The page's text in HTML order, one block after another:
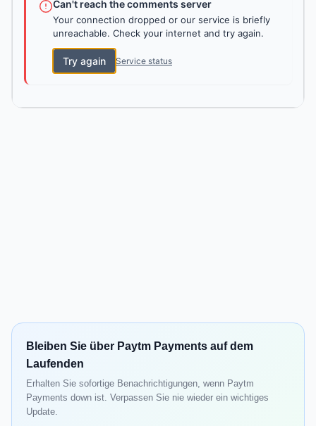
Can't reach the comments server
Your connection dropped or our service is briefly
unreachable. Check your internet and try again.
Try again Service status
Bleiben Sie über Paytm Payments auf dem
Laufenden
Erhalten Sie sofortige Benachrichtigungen, wenn Paytm
Payments down ist. Verpassen Sie nie wieder ein wichtiges
Update.